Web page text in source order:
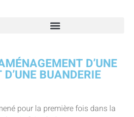
D’UNE
D’UNE BUANDERIE
pour la première fois dans la